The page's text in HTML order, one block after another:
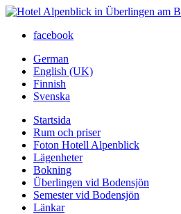
facebook
German
English (UK)
Finnish
Svenska
Startsida
Rum och priser
Foton Hotell Alpenblick
Lägenheter
Bokning
Überlingen vid Bodensjön
Semester vid Bodensjön
Länkar